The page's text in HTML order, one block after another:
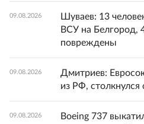
09.08.2026
Шуваев: 13
ВСУ на Белгород,
повреждены
09.08.2026
Дмитриев:
из РФ, столкнулся
09.08.2026
Boeing 737